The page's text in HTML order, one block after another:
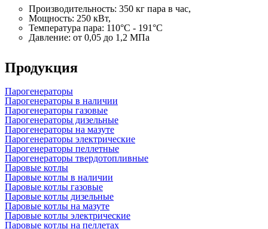
Производительность: 350 кг пара в час,
Мощность: 250 кВт,
Температура пара: 110°C - 191°C
Давление: от 0,05 до 1,2 МПа
Продукция
Парогенераторы
Парогенераторы в наличии
Парогенераторы газовые
Парогенераторы дизельные
Парогенераторы на мазуте
Парогенераторы электрические
Парогенераторы пеллетные
Парогенераторы твердотопливные
Паровые котлы
Паровые котлы в наличии
Паровые котлы газовые
Паровые котлы дизельные
Паровые котлы на мазуте
Паровые котлы электрические
Паровые котлы на пеллетах